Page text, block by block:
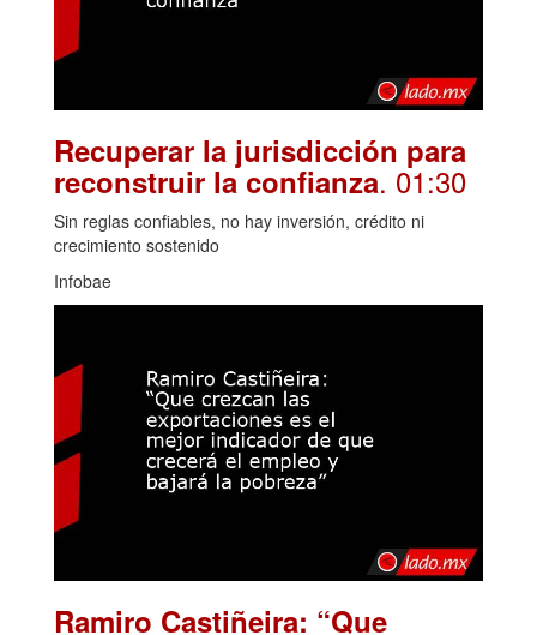
Recuperar la jurisdicción para
reconstruir la confianza. 01:30
Sin reglas confiables, no hay inversión, crédito ni
crecimiento sostenido
Infobae
Ramiro Castiñeira: “Que